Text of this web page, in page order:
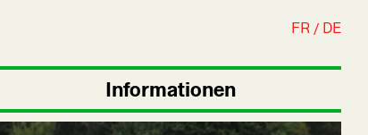
FR DE
Informationen